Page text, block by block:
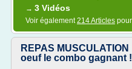
→ 3 Vidéos
Voir également214 Articles
REPAS
oeuf le combo gagnant !